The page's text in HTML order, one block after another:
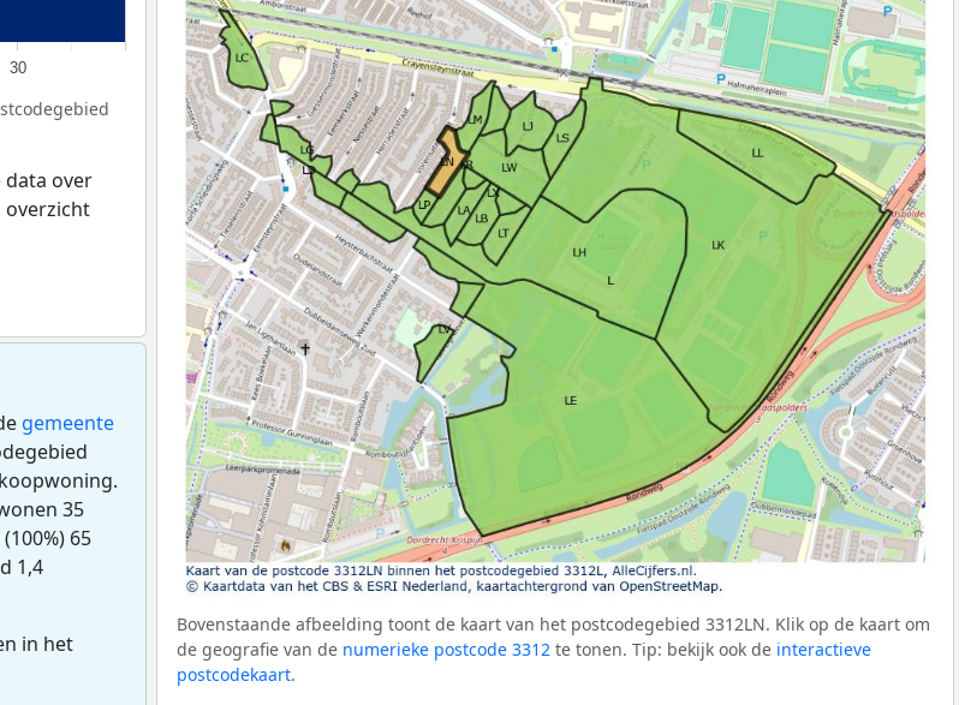
30
data over
overzicht
gemeente
35
65
1,4
in het
Bovenstaande afbeelding toont de kaart van het postcodegebied 3312LN. Klik op de kaart om
de geografie van de numerieke postcode 3312 te tonen. Tip: bekijk ook de interactieve
postcodekaart.